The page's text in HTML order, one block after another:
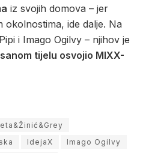
iz svojih domova – jer
ide dalje. Na
i Imago Ogilvy – njihov je
tijelu osvojio MIXX-
IdejaX
Imago Ogilvy